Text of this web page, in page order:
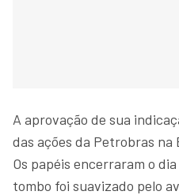
A aprovação de sua
das ações da Petrobras
Os papéis encerraram o
tombo foi suavizado pelo